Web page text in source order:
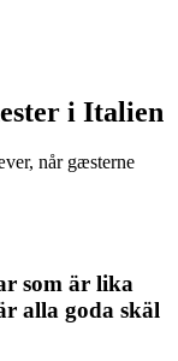
i Italien
når gæsterne
som är lika
alla goda skäl